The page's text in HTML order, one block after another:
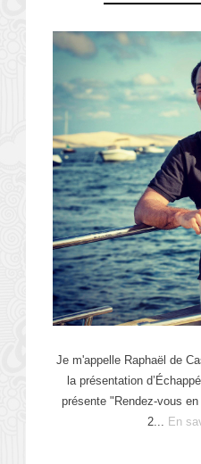
Je m'appelle Raphaël de
la présentation
présente "Rendez-vous
2... En